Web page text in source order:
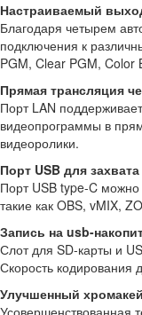
Настраиваемый
Благодаря четырем
подключения к
PGM, Clear PGM, Color
Прямая трансляция
Порт LAN
видеопрограммы в
видеоролики.
Порт USB для
Порт USB type-C
такие как OBS, vMIX,
Запись на usb-
Слот для SD-карты и
Скорость
Улучшенный хромакей